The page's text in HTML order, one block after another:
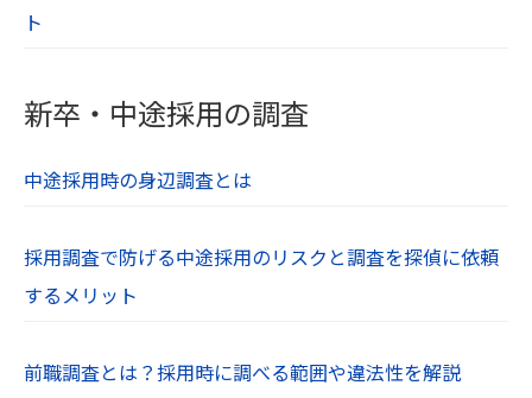
ト
新卒・中途採用の調査
中途採用時の身辺調査とは
採用調査で防げる中途採用のリスクと調査を探偵に依頼
するメリット
前職調査とは？採用時に調べる範囲や違法性を解説